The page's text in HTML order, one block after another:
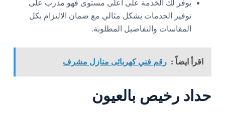
يوفر لك الخدمة على أعلى مستوى فهو مدرب على
توفير الخدمات بشكل مثالي مع ضمان الالتزام بكل
المقاسات والتفاصيل المطلوبة.
اقرأ ايضاً : رقم فني كهربائى منازل مشرف
حداد رخيص بالعيون